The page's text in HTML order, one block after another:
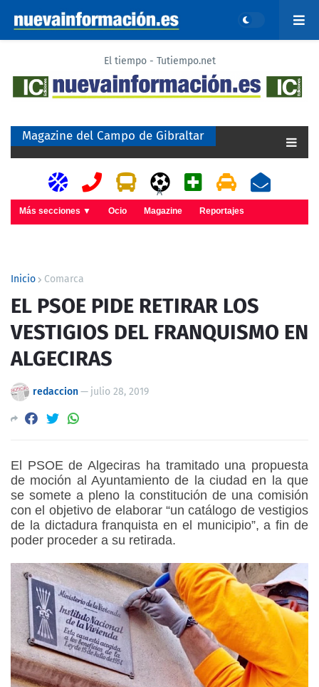
El tiempo - Tutiempo.net
Magazine del Campo de Gibraltar
A
Más secciones ▼ Ocio Magazine Reportajes
Inicio Comarca
EL PSOE PIDE RETIRAR LOS
VESTIGIOS DEL FRANQUISMO EN
ALGECIRAS
redaccion— julio 28, 2019
El PSOE de Algeciras ha tramitado una propuesta
de moción al Ayuntamiento de la ciudad en la que
se somete a pleno la constitución de una comisión
con el objetivo de elaborar “un catálogo de vestigios
de la dictadura franquista en el municipio”, a fin de
poder proceder a su retirada.